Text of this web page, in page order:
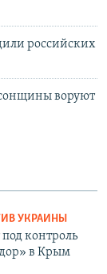
российских
воруют
УКРАИНЫ
контроль
в Крым